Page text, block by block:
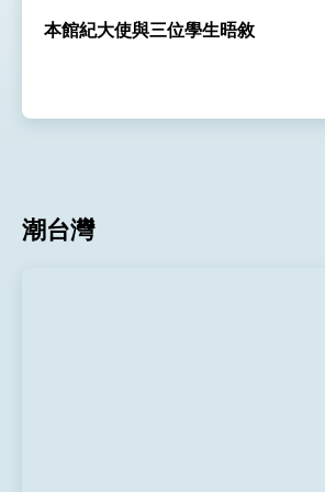
本館紀大使與三位學生晤敘
潮台灣